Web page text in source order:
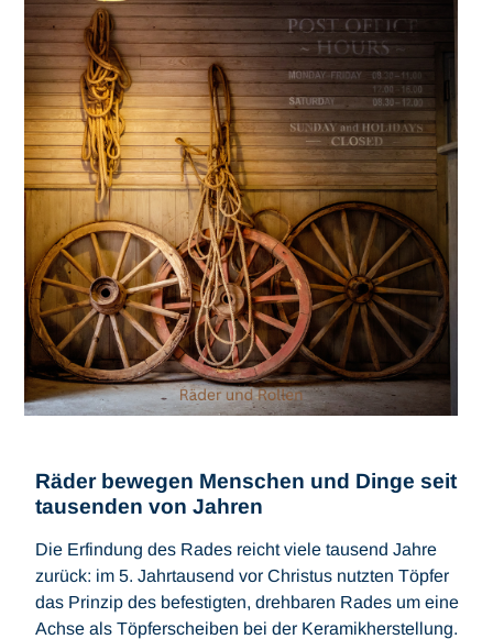
Räder bewegen Menschen und Dinge seit
tausenden von Jahren
Die Erfindung des Rades reicht viele tausend Jahre
zurück: im 5. Jahrtausend vor Christus nutzten Töpfer
das Prinzip des befestigten, drehbaren Rades um eine
Achse als Töpferscheiben bei der Keramikherstellung.